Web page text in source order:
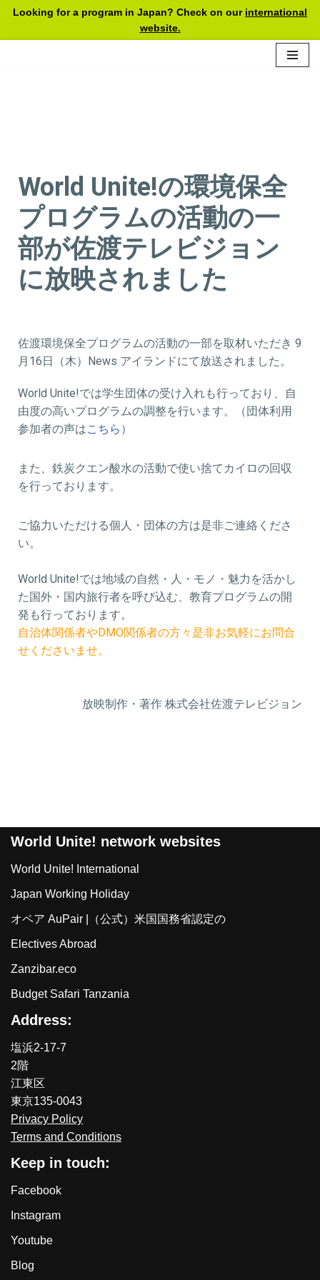
Skip
Looking for a program in Japan? Check on our international
website.
World Unite!の環境保全
プログラムの活動の一
部が佐渡テレビジョン
に放映されました
佐渡環境保全プログラムの活動の一部を取材いただき 9
月16日（木）News アイランドにて放送されました。
World Unite!では学生団体の受け入れも行っており、
自
由度の高いプログラムの調整を行います。（団体利用
参加者の声はこちら ）
また、 鉄炭クエン酸水の活動で使い捨てカイロの回収
を行っております。
ご協力いただける個人・団体の方は是非ご連絡くださ
い。
World Unite!では地域の自然・人・モノ・魅力を活かし
た国外・ 国内旅行者を呼び込む、教育プログラムの開
発も行っております。
自治体関係者やDMO関係者の方々是非お気軽にお問合
せください ませ。
放映制作・著作 株式会社佐渡テレビジョン
World Unite! network websites
World Unite! International
Japan Working Holiday
オペア AuPair |（公式）米国国務省認定の
Electives Abroad
Zanzibar.eco
Budget Safari Tanzania
Address:
塩浜2-17-7
2階
江東区
東京135-0043
Privacy Policy
Terms and Conditions
Keep in touch:
Facebook
Instagram
Youtube
Blog